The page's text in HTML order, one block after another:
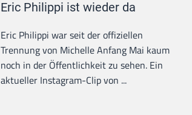
Eric Philippi ist wieder da
Eric Philippi war seit der offiziellen
Trennung von Michelle Anfang Mai kaum
noch in der Öffentlichkeit zu sehen. Ein
aktueller Instagram-Clip von ...